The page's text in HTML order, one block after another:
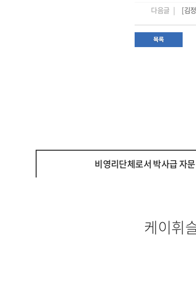
다음글 |
[김
비영리단체로서 박사급 자
케이휘